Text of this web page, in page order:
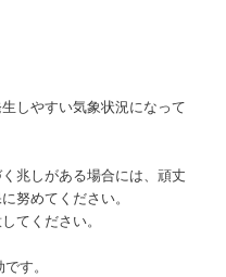
しやすい気象状況になって
兆しがある場合には、頑丈
努めてください。
てください。
す。